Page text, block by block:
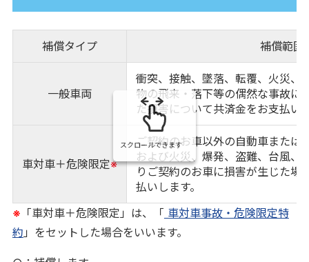
補償タイプ 補償範囲
一般車両
衝突、接触、墜落、転覆、火災、
物の飛来・落下等の偶然な事故に
た損害について共済金をお支払い
車対車＋危険限定※
ご契約のお車以外の自動車または
および火災、爆発、盗難、台風、
りご契約のお車に損害が生じた場
払いします。
スクロールできます
※ 「車対車＋危険限定」は、「 車対車事故・危険限定特
約 」をセットした場合をいいます。